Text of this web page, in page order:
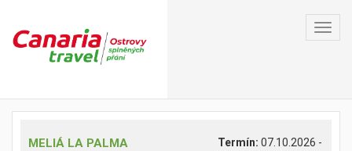
MELIÁ LA PALMA Termín: 07.10.2026 -